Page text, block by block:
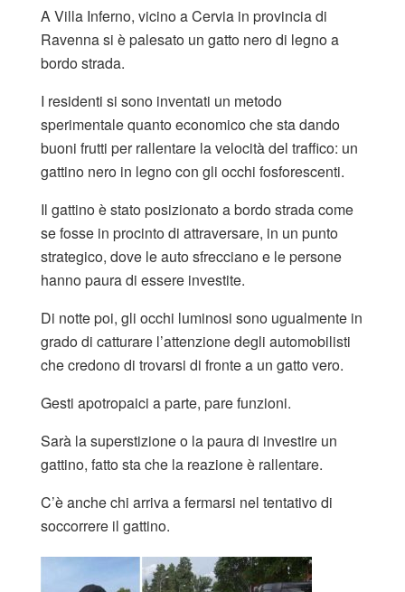
A Villa Inferno, vicino a Cervia in provincia di
Ravenna si è palesato un gatto nero di legno a
bordo strada.
I residenti si sono inventati un metodo
sperimentale quanto economico che sta dando
buoni frutti per rallentare la velocità del traffico: un
gattino nero in legno con gli occhi fosforescenti.
Il gattino è stato posizionato a bordo strada come
se fosse in procinto di attraversare, in un punto
strategico, dove le auto sfrecciano e le persone
hanno paura di essere investite.
Di notte poi, gli occhi luminosi sono ugualmente in
grado di catturare l’attenzione degli automobilisti
che credono di trovarsi di fronte a un gatto vero.
Gesti apotropaici a parte, pare funzioni.
Sarà la superstizione o la paura di investire un
gattino, fatto sta che la reazione è rallentare.
C’è anche chi arriva a fermarsi nel tentativo di
soccorrere il gattino.